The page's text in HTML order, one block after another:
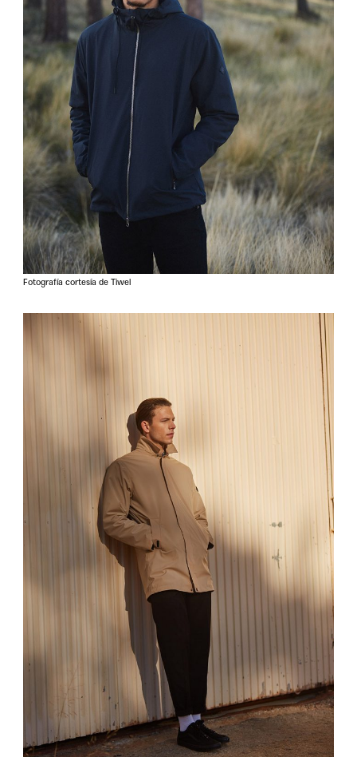
Fotografía cortesía de Tiwel